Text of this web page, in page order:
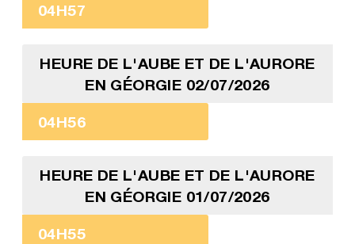
04H57
HEURE DE L'AUBE ET DE L'AURORE
EN GÉORGIE 02/07/2026
04H56
HEURE DE L'AUBE ET DE L'AURORE
EN GÉORGIE 01/07/2026
04H55